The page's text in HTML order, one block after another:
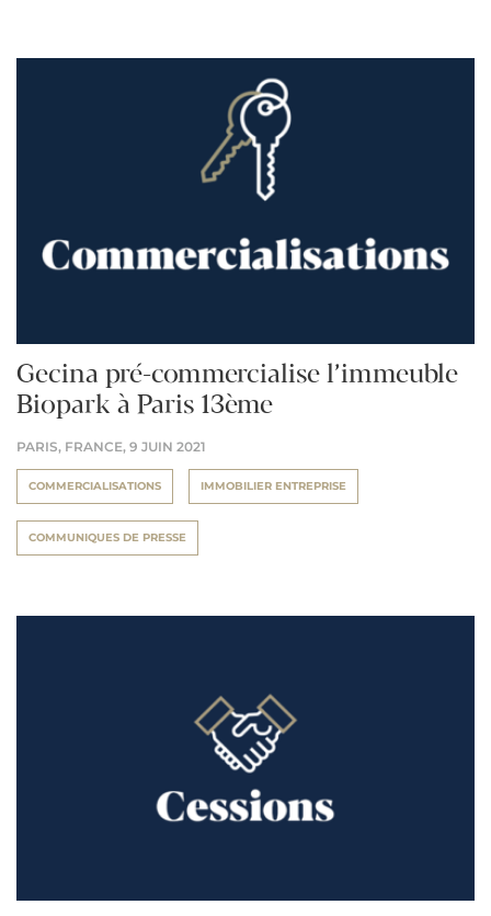
Gecina pré-commercialise l’immeuble
Biopark à Paris 13ème
PARIS, FRANCE, 9 JUIN 2021
COMMERCIALISATIONS IMMOBILIER ENTREPRISE
COMMUNIQUES DE PRESSE